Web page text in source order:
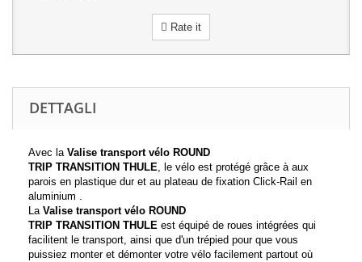
Rate it
DETTAGLI
Avec la Valise transport vélo ROUND
TRIP TRANSITION THULE, le vélo est protégé grâce à aux
parois en plastique dur et au plateau de fixation Click-Rail en
aluminium .
La Valise transport vélo ROUND
TRIP TRANSITION THULE est équipé de roues intégrées qui
facilitent le transport, ainsi que d'un trépied pour que vous
puissiez monter et démonter votre vélo facilement partout où